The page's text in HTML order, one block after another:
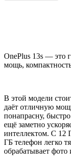
OnePlus 13s — это
мощь,
В этой модели
даёт отличную
понапрасну,
ещё заметно
интеллектом. С
ГБ телефон легко
обрабатывает